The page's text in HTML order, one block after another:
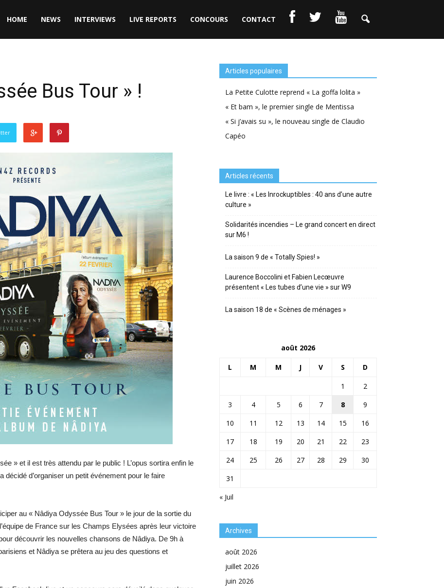
HOME NEWS INTERVIEWS LIVE REPORTS CONCOURS CONTACT
Bus Tour » !
» et il est très attendu par le public ! L’opus sortira enfin le
décidé d’organiser un petit événement pour le faire
au « Nâdiya Odyssée Bus Tour » le jour de la sortie du
de France sur les Champs Elysées après leur victoire
découvrir les nouvelles chansons de Nâdiya. De 9h à
et Nâdiya se prêtera au jeu des questions et
Articles populaires
La Petite Culotte reprend « La goffa lolita »
« Et bam », le premier single de Mentissa
« Si j’avais su », le nouveau single de Claudio
Capéo
Articles récents
Le livre : « Les Inrockuptibles : 40 ans d’une autre
culture »
Solidarités incendies – Le grand concert en direct
sur M6 !
La saison 9 de « Totally Spies! »
Laurence Boccolini et Fabien Lecœuvre
présentent « Les tubes d’une vie » sur W9
La saison 18 de « Scènes de ménages »
août 2026
L M M J V S D
« Juil
1
2
3
4 5 6 7 8
9
10
11 12 13 14 15
16
17
18 19 20 21 22
23
24
25 26 27 28 29
30
31
Archives
août 2026
juillet 2026
juin 2026